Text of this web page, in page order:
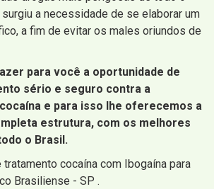
surgiu a necessidade de se elaborar um
a fim de evitar os males oriundos de
para você a oportunidade de
sério e seguro contra a
e para isso lhe oferecemos a
estrutura, com os melhores
o Brasil.
cocaína com Ibogaína para
Brasiliense - SP .